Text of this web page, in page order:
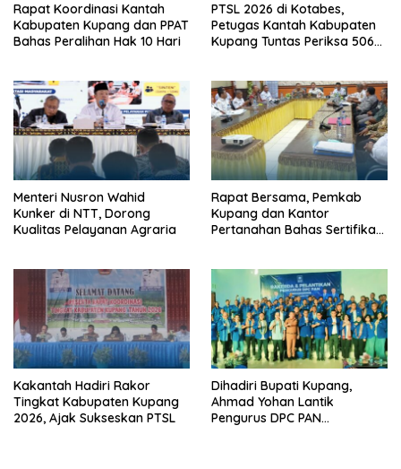
Rapat Koordinasi Kantah
Kabupaten Kupang dan PPAT
Bahas Peralihan Hak 10 Hari
PTSL 2026 di Kotabes,
Petugas Kantah Kabupaten
Kupang Tuntas Periksa 506
Menteri Nusron Wahid
Kunker di NTT, Dorong
Kualitas Pelayanan Agraria
Rapat Bersama, Pemkab
Kupang dan Kantor
Pertanahan Bahas Sertifikasi
Kakantah Hadiri Rakor
Tingkat Kabupaten Kupang
2026, Ajak Sukseskan PTSL
Dihadiri Bupati Kupang,
Ahmad Yohan Lantik
Pengurus DPC PAN